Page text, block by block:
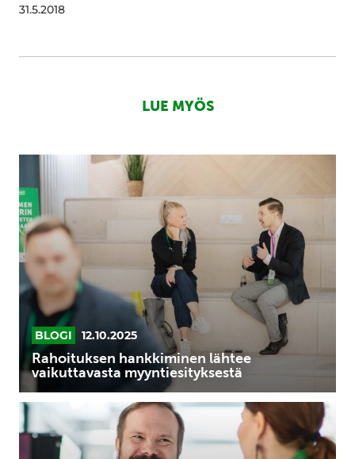
31.5.2018
LUE MYÖS
Rahoituksen
hankkiminen
lähtee
vaikuttavasta
myyntiesityksestä
BLOGI 12.10.2025
Rahoituksen hankkiminen lähtee
vaikuttavasta myyntiesityksestä
yleisintä
virhettä